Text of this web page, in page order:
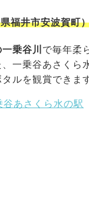
福井市安波賀町
乗谷川 で毎年柔
、一乗谷あさくら
ルを観賞できま
谷あさくら水の駅